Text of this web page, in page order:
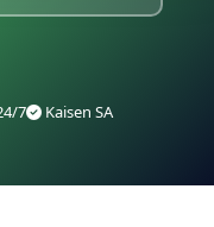
7 Kaisen SA